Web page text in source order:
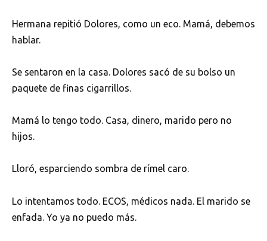
Hermana repitió Dolores, como un eco. Mamá, debemos
hablar.
Se sentaron en la casa. Dolores sacó de su bolso un
paquete de finas cigarrillos.
Mamá lo tengo todo. Casa, dinero, marido pero no
hijos.
Lloró, esparciendo sombra de rímel caro.
Lo intentamos todo. ECOS, médicos nada. El marido se
enfada. Yo ya no puedo más.